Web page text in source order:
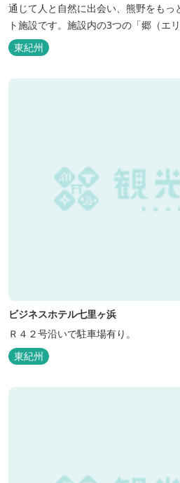
通じて人と自然に出会い、熊野をもっ
ト施設です。施設内の3つの「郷（エ
為の多彩なイベンを開催。施設内のい
海や雄大な夕日の大パノラマ等、大自
東紀州
ビジネスホテル七里ヶ浜
Ｒ４２号沿いで駐車場有り。
東紀州